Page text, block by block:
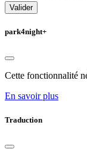
Valider
park4night+
Cette fonctionnalité
En savoir plus
Traduction